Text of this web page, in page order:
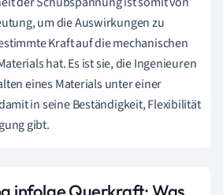
um die Auswirkungen zu
Kraft auf die mechanischen
hat. Es ist sie, die Ingenieuren
eines Materials unter einer
in seine Beständigkeit, Flexibilität
gibt.